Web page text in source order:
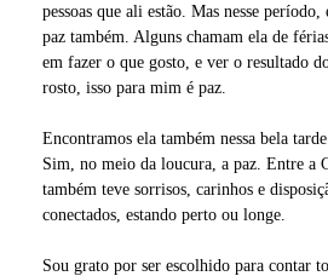
pessoas que ali estão. Mas nesse
paz também. Alguns chamam ela de
em fazer o que gosto, e ver o resultado
rosto, isso para mim é paz.
Encontramos ela também nessa bela
Sim, no meio da loucura, a paz. Entre a
também teve sorrisos, carinhos e
conectados, estando perto ou longe.
Sou grato por ser escolhido para contar